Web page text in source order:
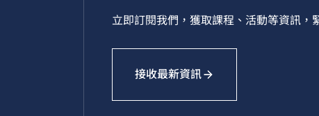
立即訂閱我們，獲取課程、活動等資訊，
接收最新資訊